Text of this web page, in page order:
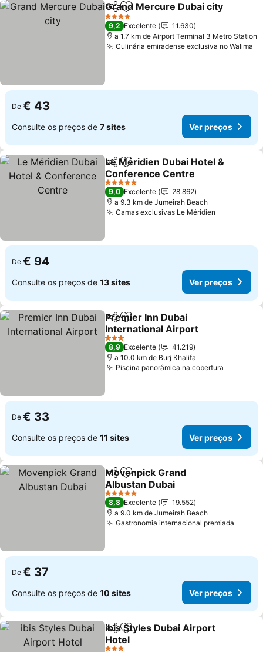
PartilharAdicionar aos favoritos
Grand Mercure Dubai city
4 Estrelas
9,2 Excelente
11.630
a 1.7 km de Airport Terminal 3 Metro Station
Culinária emiradense exclusiva no Walima
De € 43
Consulte os preços de 7 sites Ver preços
PartilharAdicionar aos favoritos
Le Méridien Dubai Hotel &
Conference Centre
5 Estrelas
9,0 Excelente
28.862
a 9.3 km de Jumeirah Beach
Camas exclusivas Le Méridien
De € 94
Consulte os preços de 13 sites Ver preços
PartilharAdicionar aos favoritos
Premier Inn Dubai
International Airport
3 Estrelas
8,9 Excelente
41.219
a 10.0 km de Burj Khalifa
Piscina panorâmica na cobertura
De € 33
Consulte os preços de 11 sites Ver preços
PartilharAdicionar aos favoritos
Movenpick Grand
Albustan Dubai
5 Estrelas
8,8 Excelente
19.552
a 9.0 km de Jumeirah Beach
Gastronomia internacional premiada
De € 37
Consulte os preços de 10 sites Ver preços
PartilharAdicionar aos favoritos
ibis Styles Dubai Airport
Hotel